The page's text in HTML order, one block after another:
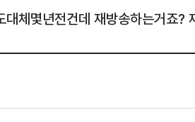
대체몇년전건데 재방송하는거죠